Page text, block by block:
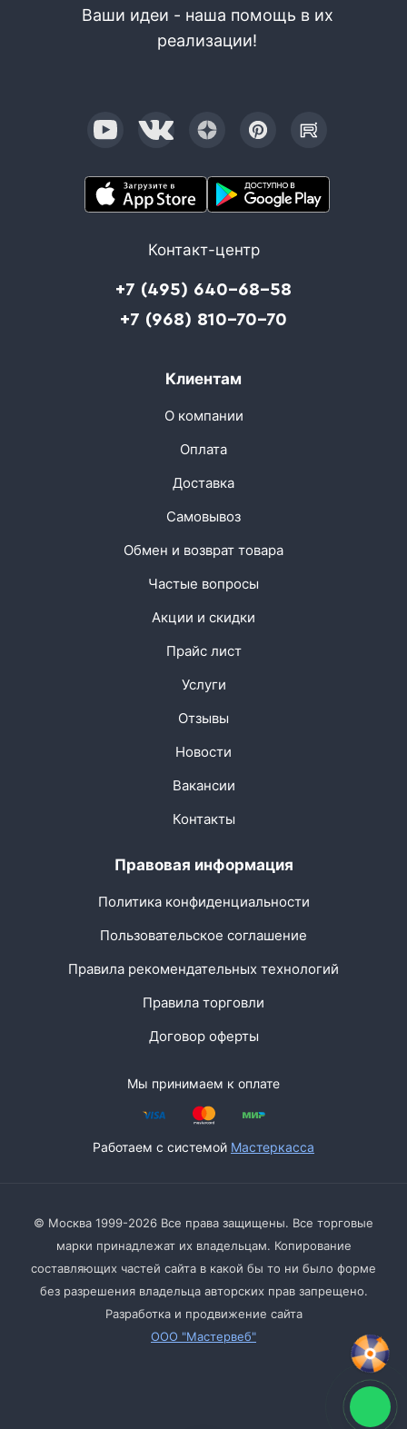
Ваши идеи - наша помощь в их
реализации!
Контакт-центр
+7 (495) 640-68-58
+7 (968) 810-70-70
Клиентам
О компании
Оплата
Доставка
Самовывоз
Обмен и возврат товара
Частые вопросы
Акции и скидки
Прайс лист
Услуги
Отзывы
Новости
Вакансии
Контакты
Правовая информация
Политика конфиденциальности
Пользовательское соглашение
Правила рекомендательных технологий
Правила торговли
Договор оферты
Мы принимаем к оплате
Работаем с системой Мастеркасса
© Москва 1999-2026 Все права защищены. Все торговые
марки принадлежат их владельцам. Копирование
составляющих частей сайта в какой бы то ни было форме
без разрешения владельца авторских прав запрещено.
Разработка и продвижение сайта
ООО "Мастервеб"